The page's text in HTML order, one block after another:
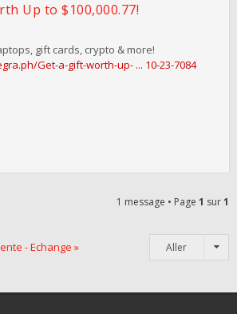
Up to $100,000.77!
gift cards, crypto & more!
Get-a-gift-worth-up- ... 10-23-7084
1 message • Page 1 sur1
- Echange » Aller